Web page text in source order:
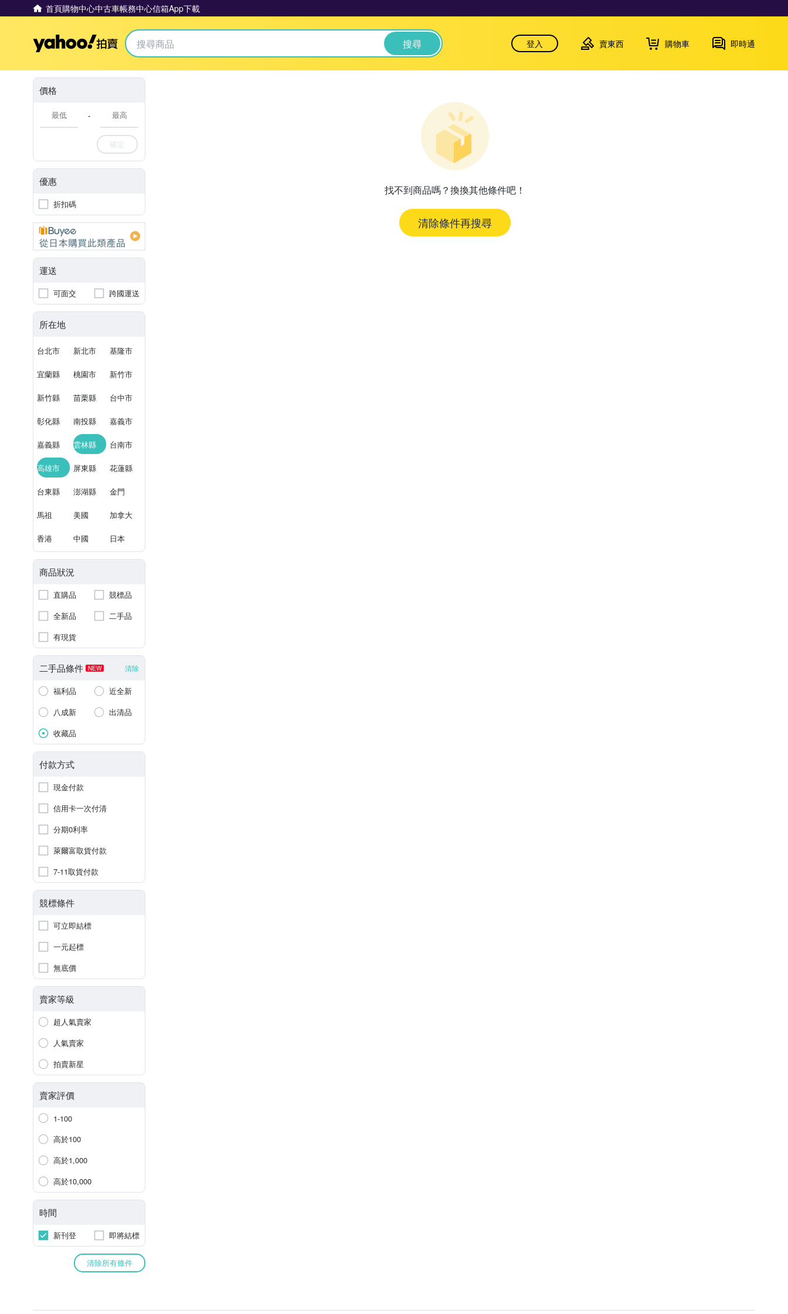
首頁購物中心中古車帳務中心信箱App下載
Yahoo拍賣 搜尋 登入 賣東西 購物車 即時通
價格
-
確定
優惠
折扣碼
運送
可面交 跨國運送
所在地
台北市 新北市 基隆市
宜蘭縣 桃園市 新竹市
新竹縣 苗栗縣 台中市
彰化縣 南投縣 嘉義市
嘉義縣 雲林縣 台南市
高雄市 屏東縣 花蓮縣
台東縣 澎湖縣 金門
馬祖 美國 加拿大
香港 中國 日本
商品狀況
直購品
競標品
全新品
二手品
有現貨
二手品條件 NEW 清除
福利品
近全新
八成新
出清品
收藏品
付款方式
現金付款
信用卡一次付清
分期0利率
萊爾富取貨付款
7-11取貨付款
競標條件
可立即結標
一元起標
無底價
賣家等級
超人氣賣家
人氣賣家
拍賣新星
賣家評價
1-100
高於100
高於1,000
高於10,000
時間
新刊登 即將結標
清除所有條件
找不到商品嗎？換換其他條件吧！
清除條件再搜尋